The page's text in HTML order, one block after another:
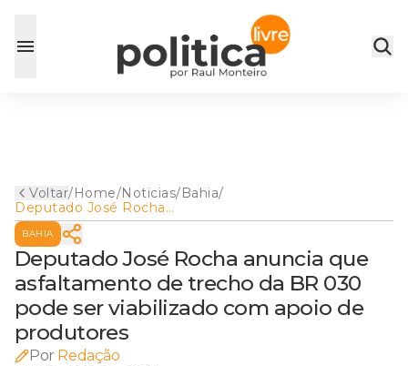
Voltar/Home/Noticias/Bahia/
Deputado José Rocha
anuncia que asfaltamento de
trecho da BR 030 pode ser
viabilizado com apoio de
produtores
BAHIA
Deputado José Rocha anuncia que
asfaltamento de trecho da BR 030
pode ser viabilizado com apoio de
produtores
Por Redação